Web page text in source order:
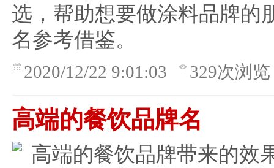
选，帮助想要做涂料品牌的
名参考借鉴。
2020/12/22 9:01:03 329次浏览
高端的餐饮品牌名
高端的餐饮品牌带来的效